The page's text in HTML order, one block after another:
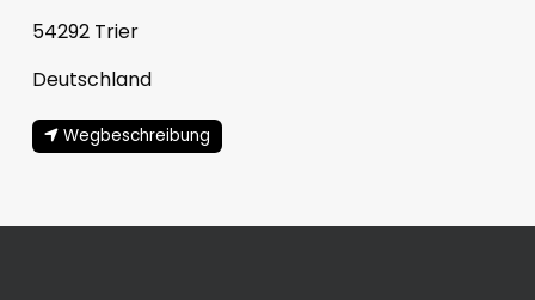
54292 Trier
Deutschland
Wegbeschreibung